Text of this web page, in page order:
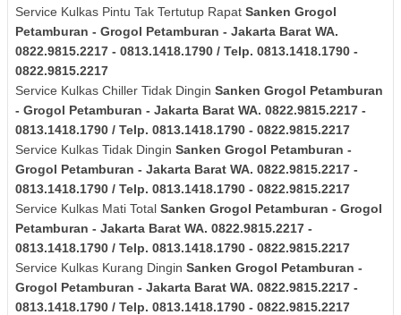
Service Kulkas Pintu Tak Tertutup Rapat Sanken Grogol
Petamburan - Grogol Petamburan - Jakarta Barat WA.
0822.9815.2217 - 0813.1418.1790 / Telp. 0813.1418.1790 -
0822.9815.2217
Service Kulkas Chiller Tidak Dingin Sanken Grogol Petamburan
- Grogol Petamburan - Jakarta Barat WA. 0822.9815.2217 -
0813.1418.1790 / Telp. 0813.1418.1790 - 0822.9815.2217
Service Kulkas Tidak Dingin Sanken Grogol Petamburan -
Grogol Petamburan - Jakarta Barat WA. 0822.9815.2217 -
0813.1418.1790 / Telp. 0813.1418.1790 - 0822.9815.2217
Service Kulkas Mati Total Sanken Grogol Petamburan - Grogol
Petamburan - Jakarta Barat WA. 0822.9815.2217 -
0813.1418.1790 / Telp. 0813.1418.1790 - 0822.9815.2217
Service Kulkas Kurang Dingin Sanken Grogol Petamburan -
Grogol Petamburan - Jakarta Barat WA. 0822.9815.2217 -
0813.1418.1790 / Telp. 0813.1418.1790 - 0822.9815.2217